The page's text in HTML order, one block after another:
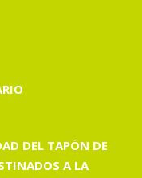
DEL TAPÓN DE
A LA